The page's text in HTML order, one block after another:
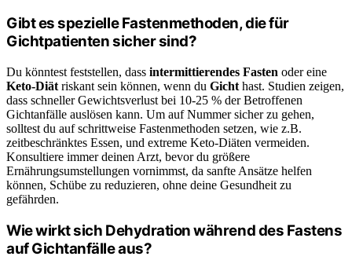
Gibt es spezielle Fastenmethoden, die für
Gichtpatienten sicher sind?
Du könntest feststellen, dass intermittierendes Fasten oder eine
Keto-Diät riskant sein können, wenn du Gicht hast. Studien zeigen,
dass schneller Gewichtsverlust bei 10-25 % der Betroffenen
Gichtanfälle auslösen kann. Um auf Nummer sicher zu gehen,
solltest du auf schrittweise Fastenmethoden setzen, wie z.B.
zeitbeschränktes Essen, und extreme Keto-Diäten vermeiden.
Konsultiere immer deinen Arzt, bevor du größere
Ernährungsumstellungen vornimmst, da sanfte Ansätze helfen
können, Schübe zu reduzieren, ohne deine Gesundheit zu
gefährden.
Wie wirkt sich Dehydration während des Fastens
auf Gichtanfälle aus?